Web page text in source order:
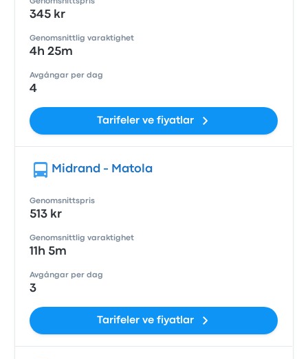
Genomsnittspris
345 kr
Genomsnittlig varaktighet
4h 25m
Avgångar per dag
4
Tarifeler ve fiyatlar
Midrand - Matola
Genomsnittspris
513 kr
Genomsnittlig varaktighet
11h 5m
Avgångar per dag
3
Tarifeler ve fiyatlar